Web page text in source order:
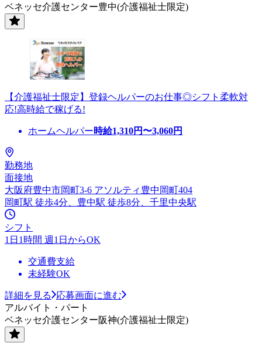
ベネッセ介護センター豊中(介護福祉士限定)
【介護福祉士限定】登録ヘルパーのお仕事◎シフト柔軟対
応!高時給で稼げる!
ホームヘルパー時給1,310円〜3,060円
勤務地
面接地
大阪府豊中市岡町3-6 アソルティ豊中岡町404
岡町駅 徒歩4分、豊中駅 徒歩8分、千里中央駅
シフト
1日1時間 週1日からOK
交通費支給
未経験OK
詳細を見る
応募画面に進む
アルバイト・パート
ベネッセ介護センター阪神(介護福祉士限定)